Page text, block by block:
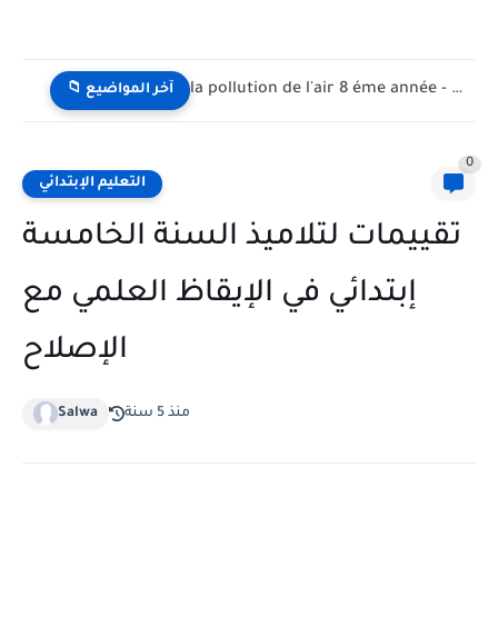
📁 آخر المواضيع la pollution de l'air 8 éme année - تلوث الهواء...
التعليم الإبتدائي
0
تقييمات لتلاميذ السنة الخامسة
إبتدائي في الإيقاظ العلمي مع
الإصلاح
Salwa منذ 5 سنة